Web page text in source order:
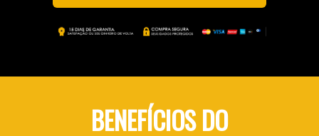
BENEFÍCIOS DO